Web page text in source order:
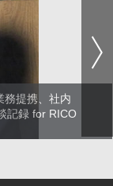
務提携、社内
記録 for RICO